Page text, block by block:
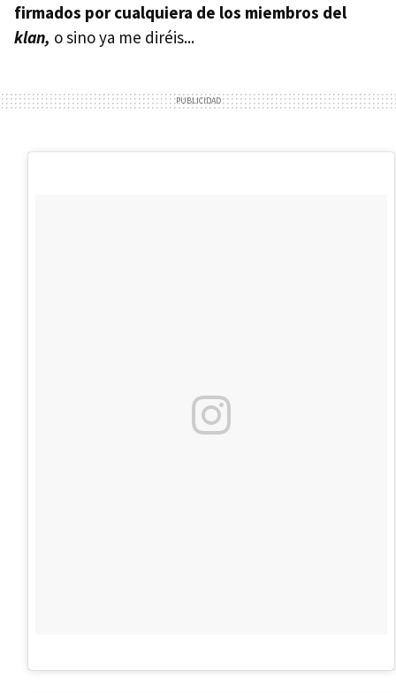
firmados por cualquiera de los miembros del
klan, o sino ya me diréis...